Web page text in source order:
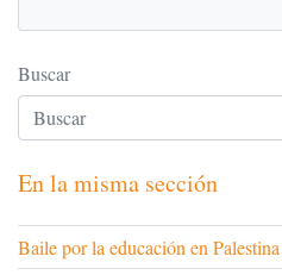
Buscar
En la misma sección
Baile por la educación en Palestina